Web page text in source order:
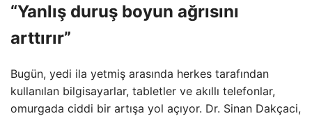
“Yanlış duruş boyun ağrısını
arttırır”
Bugün, yedi ila yetmiş arasında herkes tarafından
kullanılan bilgisayarlar, tabletler ve akıllı telefonlar,
omurgada ciddi bir artışa yol açıyor. Dr. Sinan Dakçaci,